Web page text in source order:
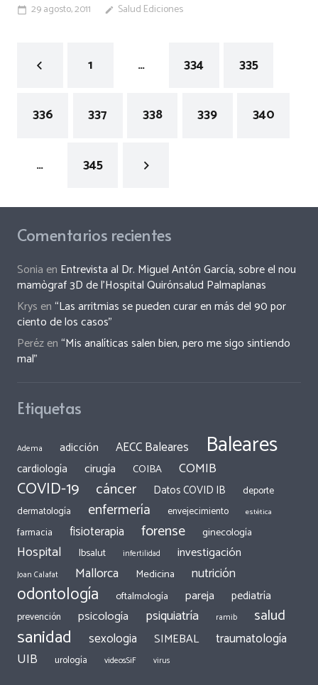
calendar_today 29 agosto, 2011 edit Salud Ediciones
1 … 334 335
336 337 338 339 340
… 345
Comentarios recientes
Sonia en Entrevista al Dr. Miguel Antón García, sobre el nou
mamògraf 3D de l’Hospital Quirónsalud Palmaplanas
Krys en“Las arritmias se pueden curar en más del 90 por
ciento de los casos”
Perézen“Mis analíticas salen bien, pero me sigo sintiendo
mal”
Etiquetas
Adema adicción AECC Baleares Baleares
cardiología cirugía COIBA COMIB
COVID-19 cáncer Datos COVID IB
deporte
dermatología
enfermería envejecimiento estética
farmacia fisioterapia forense ginecología
Hospital Ibsalut infertilidad investigación
Joan Calafat Mallorca Medicina nutrición
odontología oftalmología pareja pediatría
prevención psicología psiquiatría ramib salud
sanidad sexologia SIMEBAL traumatología
UIB urología videosSiF virus